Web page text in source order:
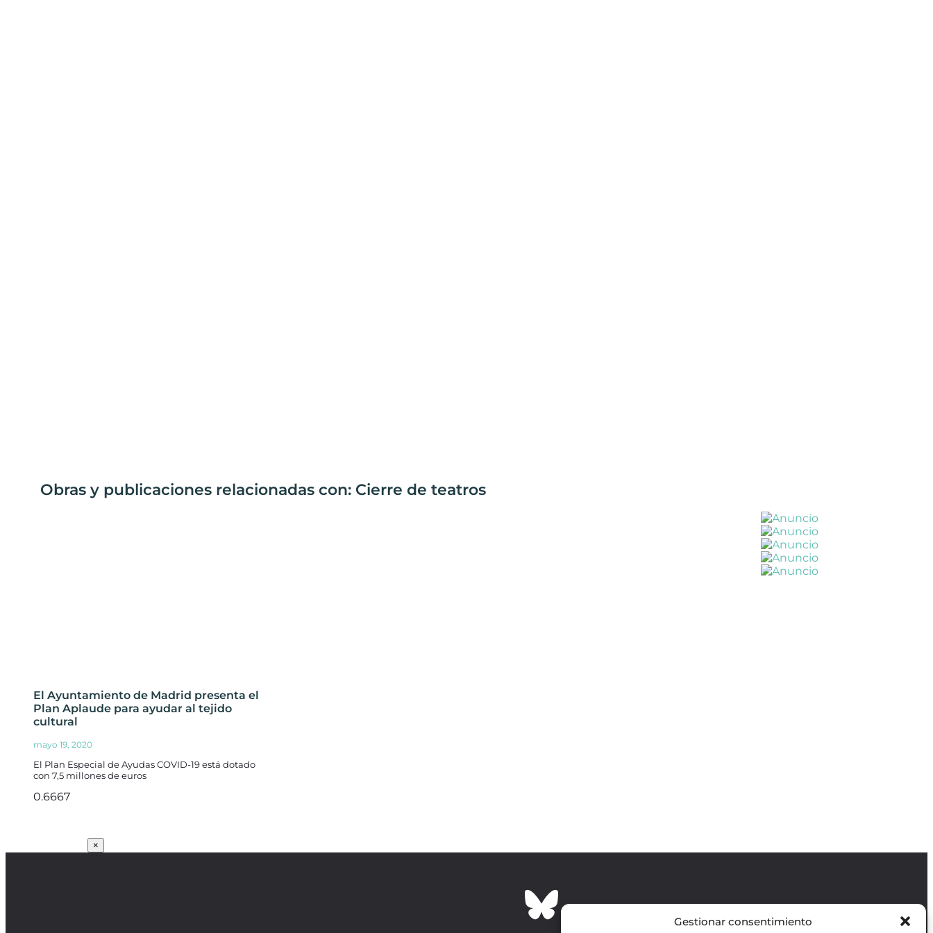
Gestionar consentimiento
Obras y publicaciones relacionadas con: Cierre de teatros
El Ayuntamiento de Madrid presenta el
Plan Aplaude para ayudar al tejido
cultural
mayo 19, 2020
El Plan Especial de Ayudas COVID-19 está dotado
con 7,5 millones de euros
×
Revista GODOT es una revista